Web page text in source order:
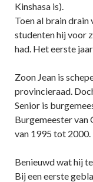
Kinshasa is).
Toen al brain
studenten hij voor
had. Het eerste
Zoon Jean is
provincieraad.
Senior is
Burgemeester
van 1995 tot 2000.
Benieuwd wat hij
Bij een eerste